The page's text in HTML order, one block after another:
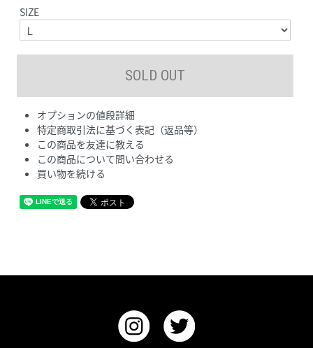
SIZE
オプションの値段詳細
特定商取引法に基づく表記（返品等）
この商品を友達に教える
この商品について問い合わせる
買い物を続ける